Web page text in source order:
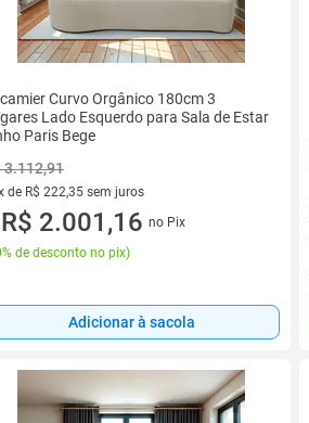
Curvo Orgânico 180cm 3
Lado Esquerdo para Sala de Estar
Paris Bege
3.112,91
de R$ 222,35 sem juros
vez de R$ 222,35 sem juros
R$ 2.001,16 no Pix
de desconto no pix)
Adicionar à sacola